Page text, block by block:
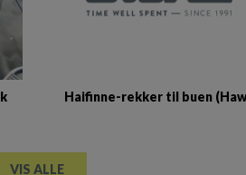
Haifinne-rekker til buen
VIS ALLE